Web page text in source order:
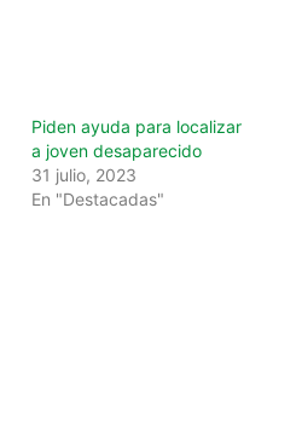
Piden ayuda para localizar
a joven desaparecido
31 julio, 2023
En "Destacadas"